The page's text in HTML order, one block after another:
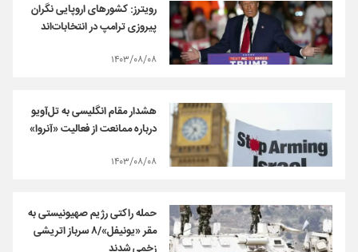
رویترز: کشورهای اروپایی نگران
پیروزی ترامپ در انتخابات‌اند
۱۴۰۳/۰۸/۰۸
هشدار مقام انگلیسی به تل‌آویو
درباره ممانعت از فعالیت «آنروا»
۱۴۰۳/۰۸/۰۸
حمله راکتی رژیم صهیونیستی به
مقر «یونیفل»/۸ سرباز اتریشی